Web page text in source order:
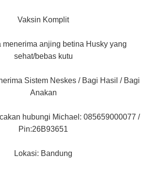
Vaksin Komplit
menerima anjing betina Husky yang
sehat/bebas kutu
Sistem Neskes / Bagi Hasil / Bagi
Anakan
hubungi Michael: 085659000077 /
Pin:26B93651
Lokasi: Bandung